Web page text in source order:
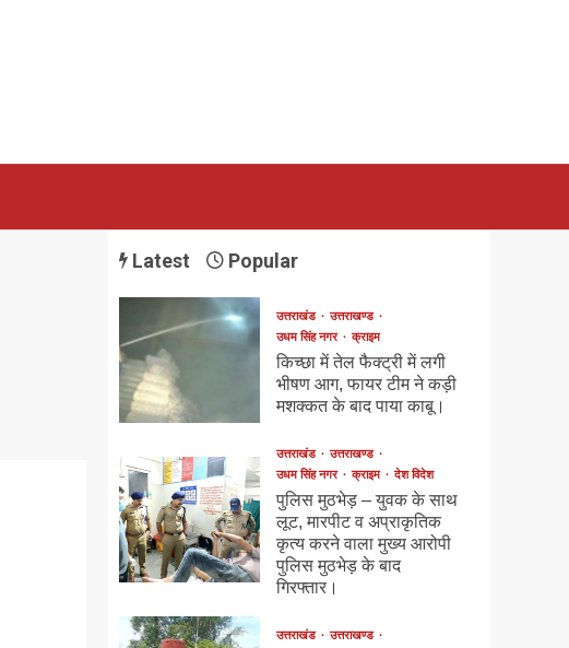
Latest Popular
उत्तराखंड
उत्तराखण्ड
उधम सिंह नगर
क्राइम
किच्छा में तेल फैक्ट्री में लगी
भीषण आग, फायर टीम ने कड़ी
मशक्कत के बाद पाया काबू।
उत्तराखंड
उत्तराखण्ड
उधम सिंह नगर
क्राइम देश विदेश
पुलिस मुठभेड़ – युवक के साथ
लूट, मारपीट व अप्राकृतिक
कृत्य करने वाला मुख्य आरोपी
पुलिस मुठभेड़ के बाद
गिरफ्तार।
उत्तराखंड
उत्तराखण्ड